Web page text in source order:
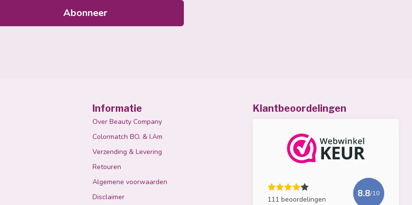
Abonneer
Informatie
Over Beauty Company
Colormatch BO. & I.Am
Verzending & Levering
Retouren
Algemene voorwaarden
Disclaimer
Klantbeoordelingen
111 beoordelingen
8.8/10